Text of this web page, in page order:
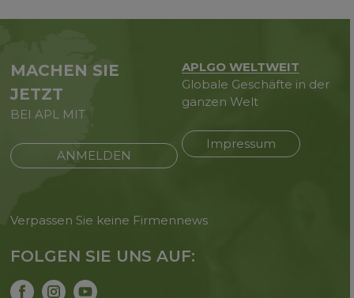
MACHEN SIE
JETZT
BEI APL MIT
ANMELDEN
APLGO WELTWEIT
Globale Geschäfte in der
ganzen Welt
Impressum
Verpassen Sie keine Firmennews
FOLGEN SIE UNS AUF: